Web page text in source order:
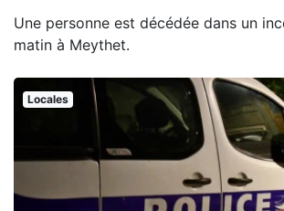
Une personne est décédée dans un
matin à Meythet.
Locales